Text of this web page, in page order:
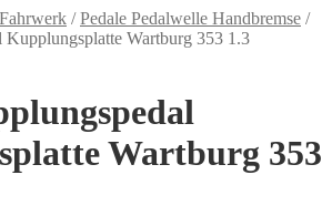
Fahrwerk /Pedale Pedalwelle Handbremse /
Kupplungsplatte Wartburg 353 1.3
Wartburg 353